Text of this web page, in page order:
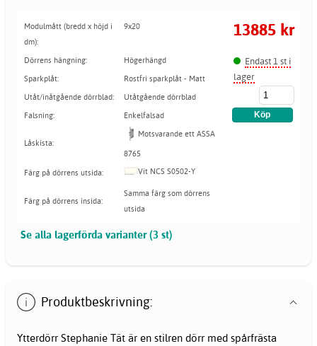
Modulmått (bredd x höjd i
dm):
9x20
Dörrens hängning:
Högerhängd
Sparkplåt:
Rostfri sparkplåt - Matt
Utåt/inåtgående dörrblad:
Utåtgående dörrblad
Falsning:
Enkelfalsad
Låskista:
Motsvarande ett ASSA
8765
Färg på dörrens utsida:
Vit NCS S0502-Y
Färg på dörrens insida:
Samma färg som dörrens
utsida
13885 kr
Endast 1 st i
lager
Se alla lagerförda varianter (3 st)
Produktbeskrivning:
Ytterdörr Stephanie Tät är en stilren dörr med spårfrästa